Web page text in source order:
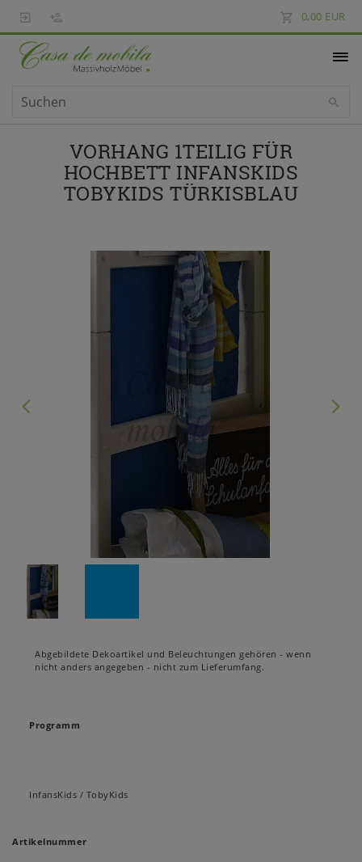
0,00 EUR
VORHANG 1TEILIG FÜR
HOCHBETT INFANSKIDS
TOBYKIDS TÜRKISBLAU
Abgebildete Dekoartikel und Beleuchtungen gehören - wenn
nicht anders angegeben - nicht zum Lieferumfang.
Programm
InfansKids / TobyKids
Artikelnummer